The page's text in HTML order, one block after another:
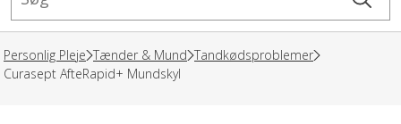
Personlig Pleje Tænder & Mund Tandkødsproblemer
Curasept AfteRapid+ Mundskyl